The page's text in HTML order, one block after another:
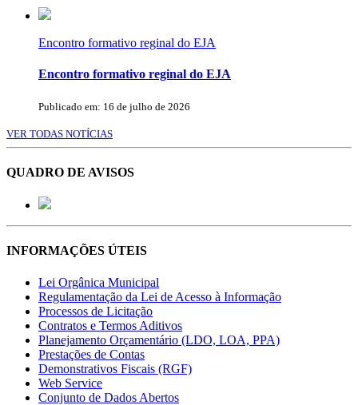
Encontro formativo reginal do EJA
Encontro formativo reginal do EJA
Publicado em: 16 de julho de 2026
VER TODAS NOTÍCIAS
QUADRO DE AVISOS
INFORMAÇÕES ÚTEIS
Lei Orgânica Municipal
Regulamentação da Lei de Acesso à Informação
Processos de Licitação
Contratos e Termos Aditivos
Planejamento Orçamentário (LDO, LOA, PPA)
Prestações de Contas
Demonstrativos Fiscais (RGF)
Web Service
Conjunto de Dados Abertos